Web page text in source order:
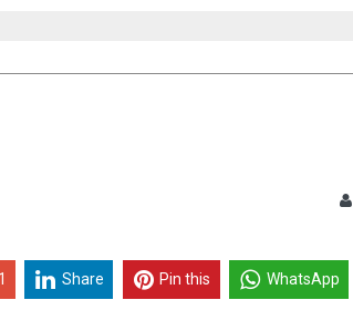
Share Pin this WhatsApp